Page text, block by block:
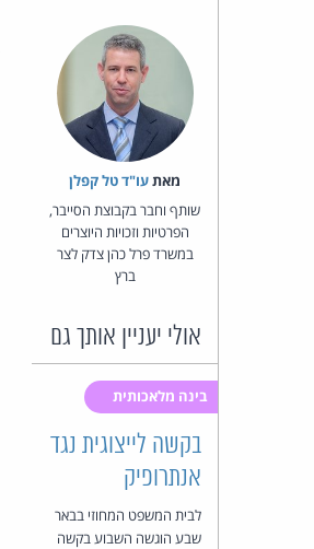
מאת‏עו"ד טל קפלן
שותף וחבר בקבוצת הסייבר,
הפרטיות וזכויות היוצרים
במשרד פרל כהן צדק לצר
ברץ
אולי יעניין אותך גם
בינה מלאכותית
בקשה לייצוגית נגד
אנתרופיק
לבית המשפט המחוזי בבאר
שבע הוגשה השבוע בקשה